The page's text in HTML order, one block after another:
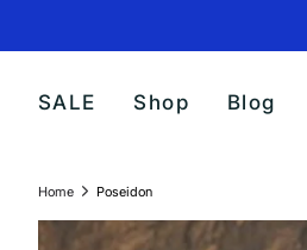
zum
SALE Shop Blog
Home Poseidon